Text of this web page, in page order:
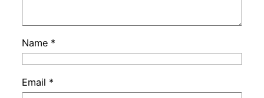
Name *
Email *